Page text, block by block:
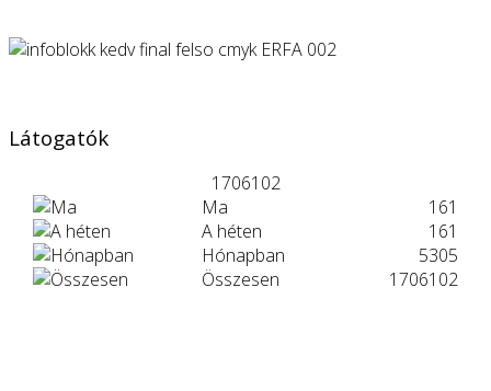
Látogatók
1706102
Ma
161
A héten
161
Hónapban
5305
Összesen
1706102